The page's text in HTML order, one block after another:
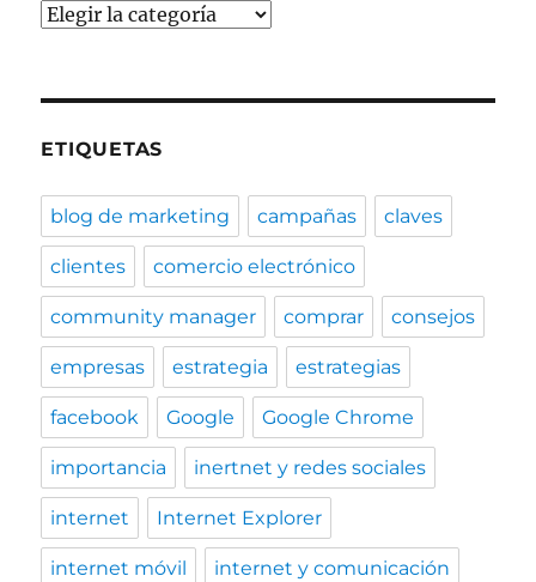
Categorías
ETIQUETAS
blog de marketing campañas claves
clientes comercio electrónico
community manager comprar consejos
empresas estrategia estrategias
facebook Google Google Chrome
importancia inertnet y redes sociales
internet Internet Explorer
internet móvil internet y comunicación